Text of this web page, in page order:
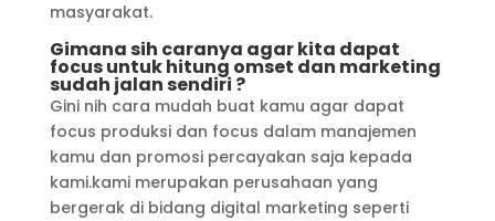
masyarakat.
Gimana sih caranya agar kita dapat
focus untuk hitung omset dan marketing
sudah jalan sendiri ?
Gini nih cara mudah buat kamu agar dapat
focus produksi dan focus dalam manajemen
kamu dan promosi percayakan saja kepada
kami.kami merupakan perusahaan yang
bergerak di bidang digital marketing seperti